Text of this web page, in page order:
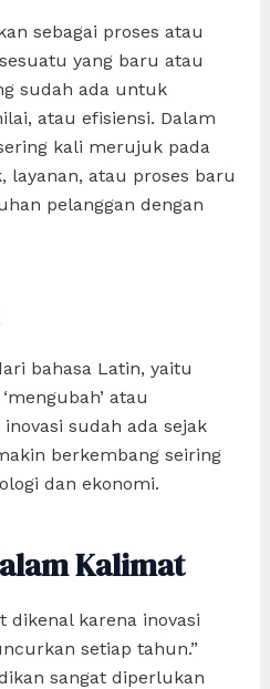
sebagai proses atau
yang baru atau
sudah ada untuk
atau efisiensi. Dalam
kali merujuk pada
layanan, atau proses baru
pelanggan dengan
bahasa Latin, yaitu
atau
inovasi sudah ada sejak
berkembang seiring
dan ekonomi.
Kalimat
dikenal karena inovasi
setiap tahun.”
sangat diperlukan